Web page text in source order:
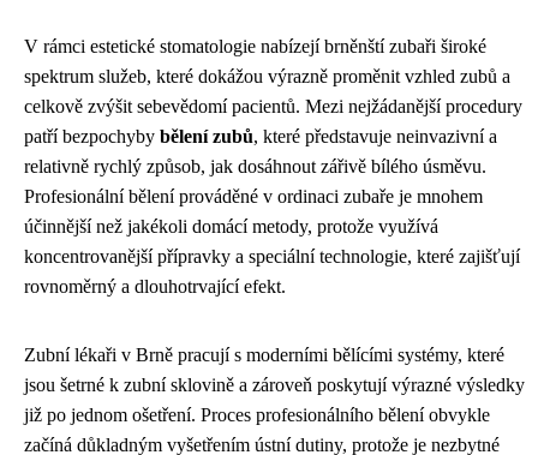
V rámci estetické stomatologie nabízejí brněnští zubaři široké
spektrum služeb, které dokážou výrazně proměnit vzhled zubů a
celkově zvýšit sebevědomí pacientů. Mezi nejžádanější procedury
patří bezpochyby bělení zubů, které představuje neinvazivní a
relativně rychlý způsob, jak dosáhnout zářivě bílého úsměvu.
Profesionální bělení prováděné v ordinaci zubaře je mnohem
účinnější než jakékoli domácí metody, protože využívá
koncentrovanější přípravky a speciální technologie, které zajišťují
rovnoměrný a dlouhotrvající efekt.
Zubní lékaři v Brně pracují s moderními bělícími systémy, které
jsou šetrné k zubní sklovině a zároveň poskytují výrazné výsledky
již po jednom ošetření. Proces profesionálního bělení obvykle
začíná důkladným vyšetřením ústní dutiny, protože je nezbytné